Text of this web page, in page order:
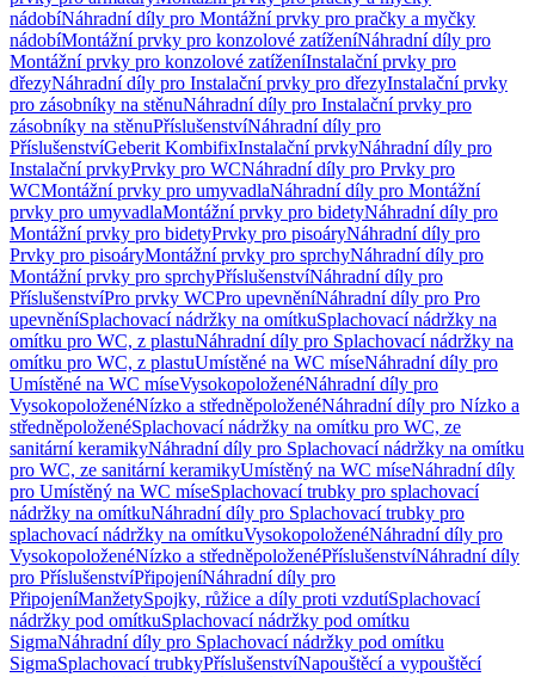
nádobíNáhradní díly pro Montážní prvky pro pračky a myčky
nádobíMontážní prvky pro konzolové zatíženíNáhradní díly pro
Montážní prvky pro konzolové zatíženíInstalační prvky pro
dřezyNáhradní díly pro Instalační prvky pro dřezyInstalační prvky
pro zásobníky na stěnuNáhradní díly pro Instalační prvky pro
zásobníky na stěnuPříslušenstvíNáhradní díly pro
PříslušenstvíGeberit KombifixInstalační prvkyNáhradní díly pro
Instalační prvkyPrvky pro WCNáhradní díly pro Prvky pro
WCMontážní prvky pro umyvadlaNáhradní díly pro Montážní
prvky pro umyvadlaMontážní prvky pro bidetyNáhradní díly pro
Montážní prvky pro bidetyPrvky pro pisoáryNáhradní díly pro
Prvky pro pisoáryMontážní prvky pro sprchyNáhradní díly pro
Montážní prvky pro sprchyPříslušenstvíNáhradní díly pro
PříslušenstvíPro prvky WCPro upevněníNáhradní díly pro Pro
upevněníSplachovací nádržky na omítkuSplachovací nádržky na
omítku pro WC, z plastuNáhradní díly pro Splachovací nádržky na
omítku pro WC, z plastuUmístěné na WC míseNáhradní díly pro
Umístěné na WC míseVysokopoloženéNáhradní díly pro
VysokopoloženéNízko a středněpoloženéNáhradní díly pro Nízko a
středněpoloženéSplachovací nádržky na omítku pro WC, ze
sanitární keramikyNáhradní díly pro Splachovací nádržky na omítku
pro WC, ze sanitární keramikyUmístěný na WC míseNáhradní díly
pro Umístěný na WC míseSplachovací trubky pro splachovací
nádržky na omítkuNáhradní díly pro Splachovací trubky pro
splachovací nádržky na omítkuVysokopoloženéNáhradní díly pro
VysokopoloženéNízko a středněpoloženéPříslušenstvíNáhradní díly
pro PříslušenstvíPřipojeníNáhradní díly pro
PřipojeníManžetySpojky, růžice a díly proti vzdutíSplachovací
nádržky pod omítkuSplachovací nádržky pod omítku
SigmaNáhradní díly pro Splachovací nádržky pod omítku
SigmaSplachovací trubkyPříslušenstvíNapouštěcí a vypouštěcí